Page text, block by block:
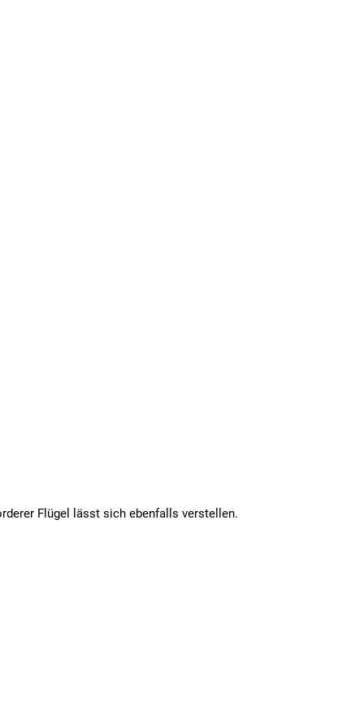
Flügel lässt sich ebenfalls verstellen.